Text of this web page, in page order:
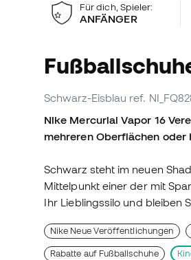
Für dich, Spieler:
ANFÄNGER
Schwarz-Eisblau ref.
Nike Mercurial Vapor 16
mehreren Oberflächen
Schwarz steht im neuen
Mittelpunkt einer der mit
Ihr Lieblingssilo und bleiben
Nike Neue Veröffentlichungen
Rabatte auf Fußballschuhe